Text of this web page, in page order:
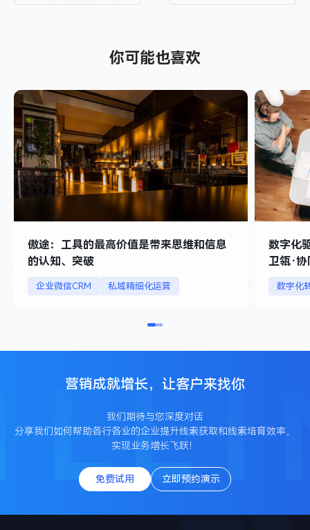
你可能也喜欢
傲途：工具的最高价值是带来思维和信息
的认知、突破
企业微信CRM 私域精细化运营
数字化
卫瓴·
数字化
营销成就增长，让客户来找你
我们期待与您深度对话
分享我们如何帮助各行各业的企业提升线索获取和线索培育效率，
实现业务增长飞跃！
免费试用 立即预约演示